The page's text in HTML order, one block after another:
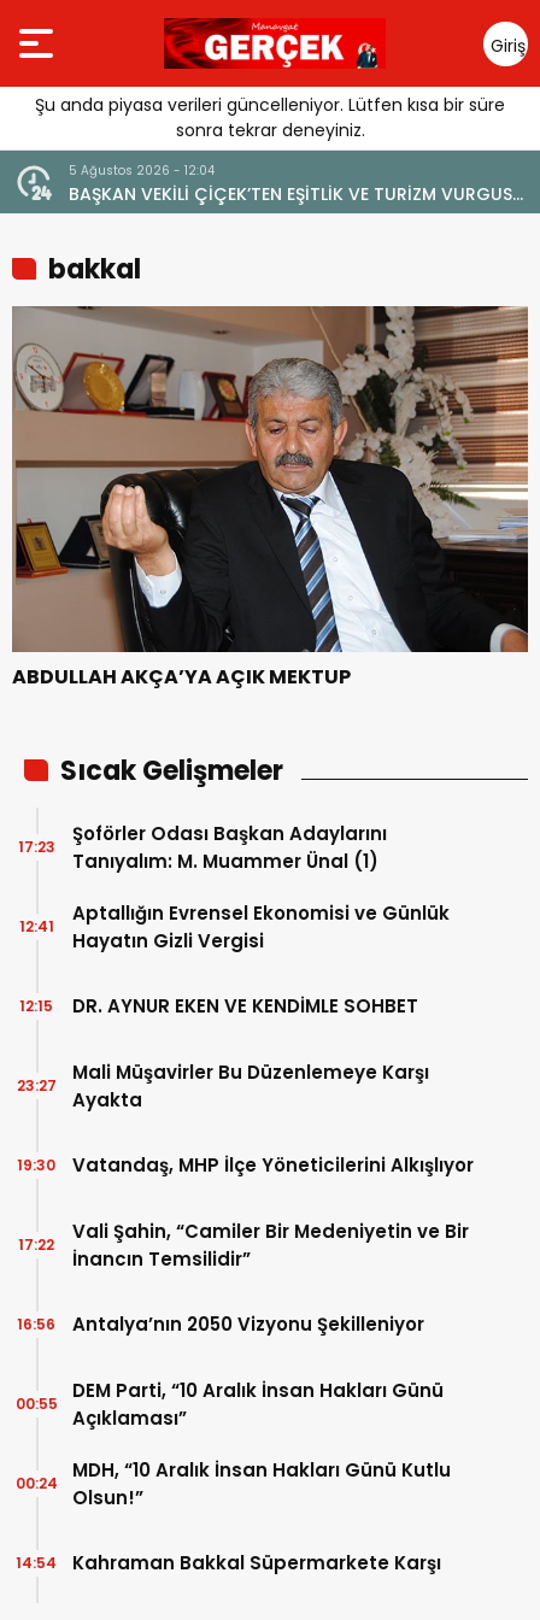
Giriş
Yap
Şu anda piyasa verileri güncelleniyor. Lütfen kısa bir süre
sonra tekrar deneyiniz.
5 Ağustos 2026 - 12:04
BAŞKAN VEKİLİ ÇİÇEK’TEN EŞİTLİK VE TURİZM VURGUSU:
“MANAVGAT’IN MARKA DEĞERİNE ZARAR VERİLMEMELİ”
bakkal
ABDULLAH AKÇA’YA AÇIK MEKTUP
Sıcak Gelişmeler
Şoförler Odası Başkan Adaylarını
Tanıyalım: M. Muammer Ünal (1)
17:23
Aptallığın Evrensel Ekonomisi ve Günlük
Hayatın Gizli Vergisi
12:41
DR. AYNUR EKEN VE KENDİMLE SOHBET
12:15
Mali Müşavirler Bu Düzenlemeye Karşı
Ayakta
23:27
Vatandaş, MHP İlçe Yöneticilerini Alkışlıyor
19:30
Vali Şahin, “Camiler Bir Medeniyetin ve Bir
İnancın Temsilidir”
17:22
Antalya’nın 2050 Vizyonu Şekilleniyor
16:56
DEM Parti, “10 Aralık İnsan Hakları Günü
Açıklaması”
00:55
MDH, “10 Aralık İnsan Hakları Günü Kutlu
Olsun!”
00:24
Kahraman Bakkal Süpermarkete Karşı
14:54